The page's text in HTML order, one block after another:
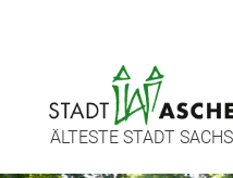
ÄLTESTE STADT